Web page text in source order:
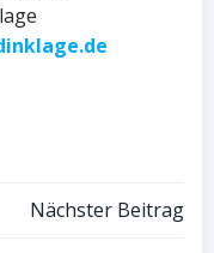
Nächster Beitrag